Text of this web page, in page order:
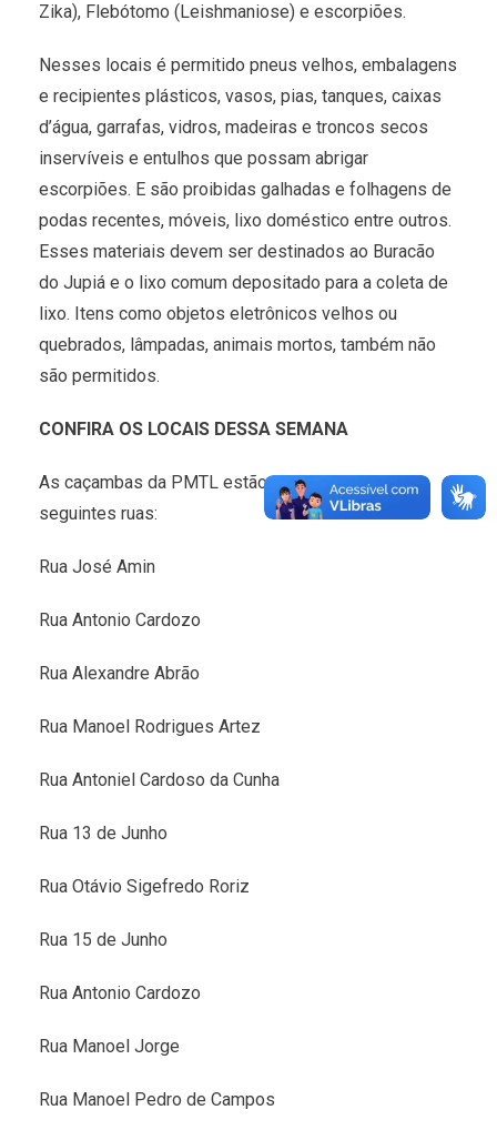
Zika), Flebótomo (Leishmaniose) e escorpiões.
Nesses locais é permitido pneus velhos, embalagens
e recipientes plásticos, vasos, pias, tanques, caixas
d’água, garrafas, vidros, madeiras e troncos secos
inservíveis e entulhos que possam abrigar
escorpiões. E são proibidas galhadas e folhagens de
podas recentes, móveis, lixo doméstico entre outros.
Esses materiais devem ser destinados ao Buracão
do Jupiá e o lixo comum depositado para a coleta de
lixo. Itens como objetos eletrônicos velhos ou
quebrados, lâmpadas, animais mortos, também não
são permitidos.
CONFIRA OS LOCAIS DESSA SEMANA
As caçambas da PMTL estão disponíveis nas
seguintes ruas:
Rua José Amin
Rua Antonio Cardozo
Rua Alexandre Abrão
Rua Manoel Rodrigues Artez
Rua Antoniel Cardoso da Cunha
Rua 13 de Junho
Rua Otávio Sigefredo Roriz
Rua 15 de Junho
Rua Antonio Cardozo
Rua Manoel Jorge
Rua Manoel Pedro de Campos